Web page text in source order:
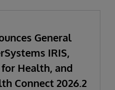
General
IRIS,
Health, and
Connect 2026.2